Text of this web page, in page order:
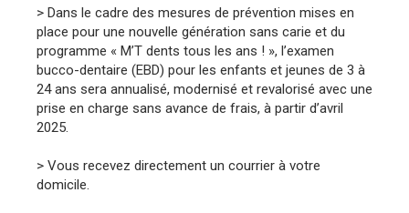
> Dans le cadre des mesures de prévention mises en
place pour une nouvelle génération sans carie et du
programme « M’T dents tous les ans ! », l’examen
bucco-dentaire (EBD) pour les enfants et jeunes de 3 à
24 ans sera annualisé, modernisé et revalorisé avec une
prise en charge sans avance de frais, à partir d’avril
2025.
> Vous recevez directement un courrier à votre
domicile.